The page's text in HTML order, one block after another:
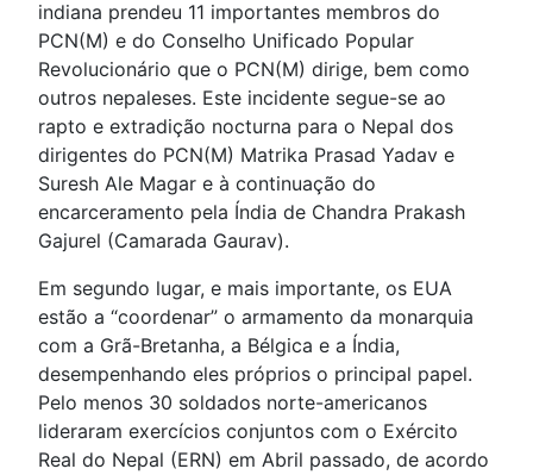
indiana prendeu 11 importantes membros do
PCN(M) e do Conselho Unificado Popular
Revolucionário que o PCN(M) dirige, bem como
outros nepaleses. Este incidente segue-se ao
rapto e extradição nocturna para o Nepal dos
dirigentes do PCN(M) Matrika Prasad Yadav e
Suresh Ale Magar e à continuação do
encarceramento pela Índia de Chandra Prakash
Gajurel (Camarada Gaurav).
Em segundo lugar, e mais importante, os EUA
estão a “coordenar” o armamento da monarquia
com a Grã-Bretanha, a Bélgica e a Índia,
desempenhando eles próprios o principal papel.
Pelo menos 30 soldados norte-americanos
lideraram exercícios conjuntos com o Exército
Real do Nepal (ERN) em Abril passado, de acordo